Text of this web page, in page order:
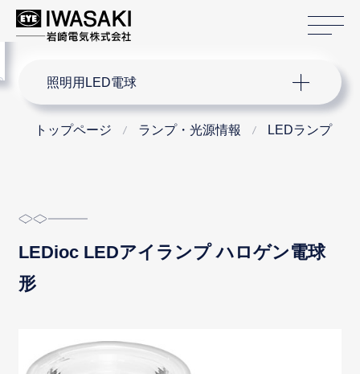
照明用LED電球
トップページ ランプ・光源情報 LEDランプ
LEDioc LEDアイランプ ハロゲン電球
形
menu